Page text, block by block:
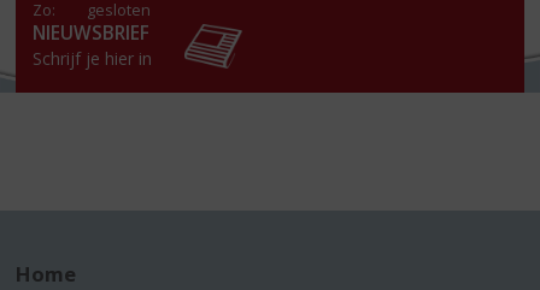
Zo:
gesloten
NIEUWSBRIEF
Schrijf je hier in
Home